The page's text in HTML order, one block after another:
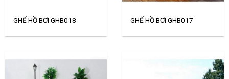
GHẾ HỒ BƠI GHB018 GHẾ HỒ BƠI GHB017